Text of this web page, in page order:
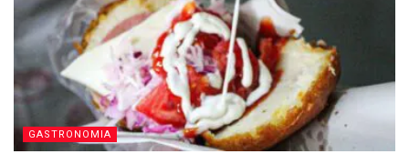
GASTRONOMIA